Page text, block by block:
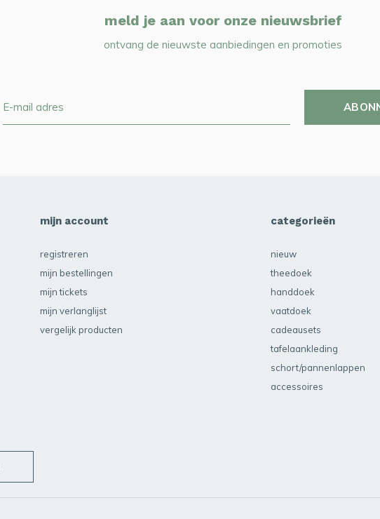
meld je aan voor onze nieuwsbrief
ontvang de nieuwste aanbiedingen en promoties
mijn account
registreren
mijn bestellingen
mijn tickets
mijn verlanglijst
vergelijk producten
categorieën
nieuw
theedoek
handdoek
vaatdoek
cadeausets
tafelaankleding
schort/pannenlappen
accessoires